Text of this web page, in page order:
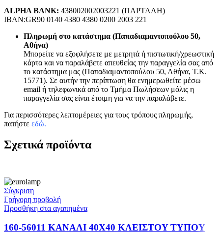
ALPHA BANK: 438002002003221 (ΠΑΡΤΑΛΗ)
IBAN:GR90 0140 4380 4380 0200 2003 221
Πληρωμή στο κατάστημα (Παπαδιαμαντοπούλου 50,
Αθήνα)
Μπορείτε να εξοφλήσετε με μετρητά ή πιστωτική/χρεωστική
κάρτα και να παραλάβετε απευθείας την παραγγελία σας από
το κατάστημα μας (Παπαδιαμαντοπούλου 50, Αθήνα, Τ.Κ.
15771). Σε αυτήν την περίπτωση θα ενημερωθείτε μέσω
email ή τηλεφωνικά από το Τμήμα Πωλήσεων μόλις η
παραγγελία σας είναι έτοιμη για να την παραλάβετε.
Για περισσότερες λεπτομέρειες για τους τρόπους πληρωμής,
πατήστε εδώ.
Σχετικά προϊόντα
Σύγκριση
Γρήγορη προβολή
Προσθήκη στα αγαπημένα
160-56011 KANAΛI 40X40 KΛEIΣTOY TYΠOY